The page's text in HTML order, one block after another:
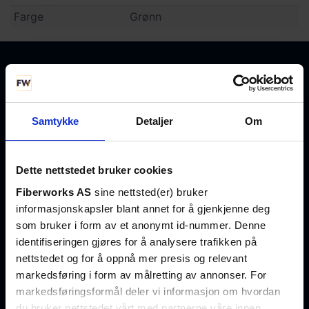
Samtykke Detaljer Om
Dette nettstedet bruker cookies
Fiberworks AS sine nettsted(er) bruker
informasjonskapsler blant annet for å gjenkjenne deg
som bruker i form av et anonymt id-nummer. Denne
identifiseringen gjøres for å analysere trafikken på
nettstedet og for å oppnå mer presis og relevant
markedsføring i form av målretting av annonser. For
markedsføringsformål deler vi informasjon om hvordan
Farge
Grønn
+47 23 03 53 30
salg@fiberworks.no
Eikenga 11
Åpent alle hverdager
07:00 – 16:00
Hold deg oppdatert på fremtidens nettverksløsninger